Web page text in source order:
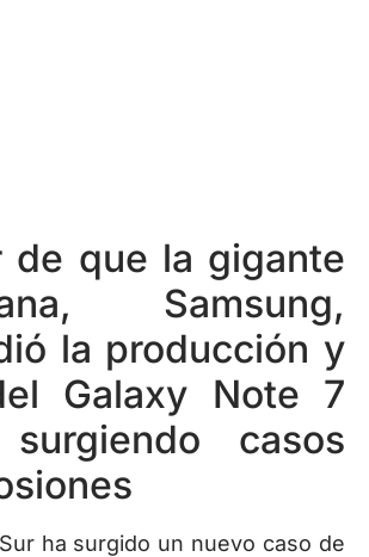
de que la gigante
Samsung,
la producción y
Galaxy Note 7
casos
ha surgido un nuevo caso de